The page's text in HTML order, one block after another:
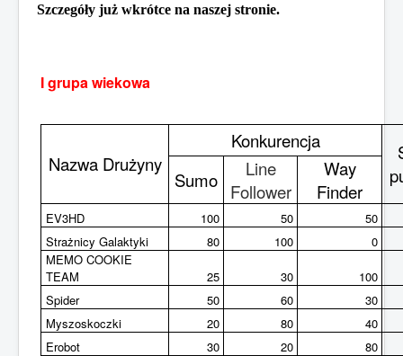
Szczegóły już wkrótce na naszej stronie.
I grupa wiekowa
Nazwa Drużyny
Konkurencja
Sumo
Line
Follower
Way
Finder
EV3HD 100 50
50
Strażnicy Galaktyki
80 100
0
MEMO COOKIE
TEAM
25 30
100
Spider
50 60
30
Myszoskoczki
20 80
40
Erobot
30 20
80